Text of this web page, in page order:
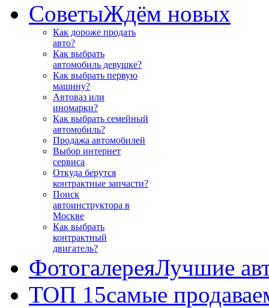
СоветыЖдём новых
Как дороже продать
авто?
Как выбрать
автомобиль девушке?
Как выбрать первую
машину?
Автоваз или
иномарки?
Как выбрать семейный
автомобиль?
Продажа автомобилей
Выбор интернет
сервиса
Откуда берутся
контрактные запчасти?
Поиск
автоинструктора в
Москве
Как выбрать
контрактный
двигатель?
ФотогалереяЛучшие
ТОП 15самые